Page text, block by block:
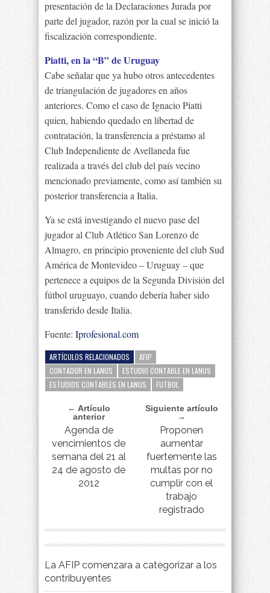
presentación de la Declaraciones Jurada por
parte del jugador, razón por la cual se inició la
fiscalización correspondiente.
Piatti, en la “B” de Uruguay
Cabe señalar que ya hubo otros antecedentes
de triangulación de jugadores en años
anteriores. Como el caso de Ignacio Piatti
quien, habiendo quedado en libertad de
contratación, la transferencia a préstamo al
Club Independiente de Avellaneda fue
realizada a través del club del país vecino
mencionado previamente, como así también su
posterior transferencia a Italia.
Ya se está investigando el nuevo pase del
jugador al Club Atlético San Lorenzo de
Almagro, en principio proveniente del club Sud
América de Montevideo – Uruguay – que
pertenece a equipos de la Segunda División del
fútbol uruguayo, cuando debería haber sido
transferido desde Italia.
Fuente: Iprofesional.com
ARTÍCULOS RELACIONADOS
AFIP
CONTADOR EN LANUS
ESTUDIO CONTABLE EN LANUS
ESTUDIOS CONTABLES EN LANUS
FUTBOL
← Artículo
anterior
Agenda de
vencimientos de
semana del 21 al
24 de agosto de
2012
Siguiente artículo
→
Proponen
aumentar
fuertemente las
multas por no
cumplir con el
trabajo
registrado
La AFIP comenzara a categorizar a los
contribuyentes